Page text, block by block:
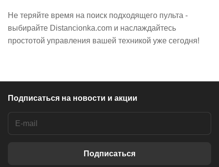
Не теряйте время на поиск подходящего пульта -
выбирайте Distancionka.com и наслаждайтесь
простотой управления вашей техникой уже сегодня!
Подписаться на новости и акции
Подписаться